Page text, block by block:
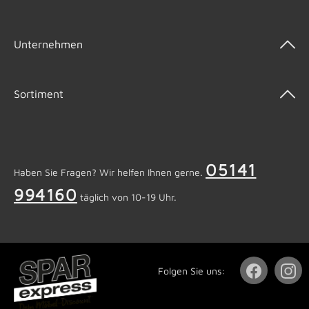
Unternehmen
Sortiment
Haben Sie Fragen? Wir helfen Ihnen gerne. 05141
994160 täglich von 10-19 Uhr.
Folgen Sie uns: